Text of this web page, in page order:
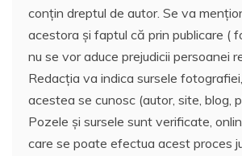
conțin dreptul de autor. Se va
acestora și faptul că prin publicare (
nu se vor aduce prejudicii persoanei
Redacția va indica sursele
acestea se cunosc (autor, site, blog,
Pozele și sursele sunt verificate,
care se poate efectua acest proces